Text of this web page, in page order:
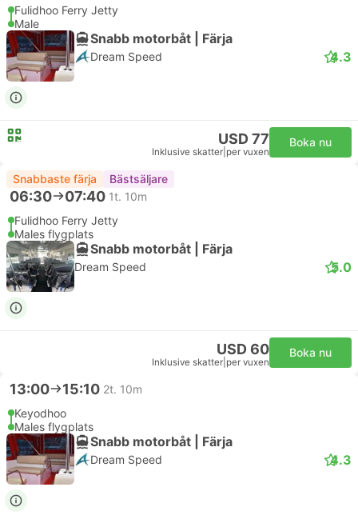
Fulidhoo Ferry Jetty
Male
Snabb motorbåt | Färja
Dream Speed 4.3
USD 77
Inklusive skatter per vuxen
Boka nu
Snabbaste färja Bästsäljare
06:30 07:40 1t. 10m
Fulidhoo Ferry Jetty
Males flygplats
Snabb motorbåt | Färja
Dream Speed 5.0
USD 60
Inklusive skatter per vuxen
Boka nu
13:00 15:10 2t. 10m
Keyodhoo
Males flygplats
Snabb motorbåt | Färja
Dream Speed 4.3